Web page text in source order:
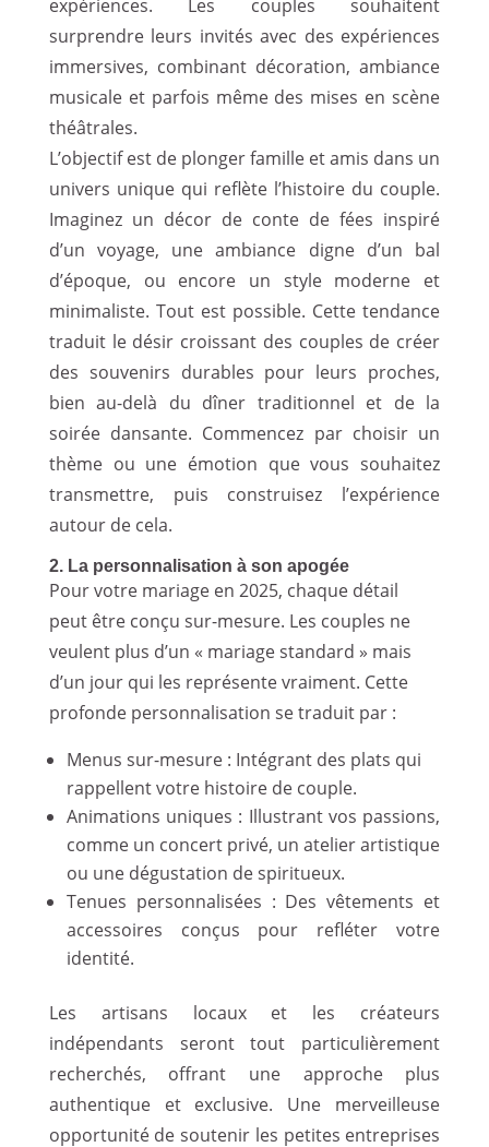
expériences. Les couples souhaitent
surprendre leurs invités avec des expériences
immersives, combinant décoration, ambiance
musicale et parfois même des mises en scène
théâtrales.
L’objectif est de plonger famille et amis dans un
univers unique qui reflète l’histoire du couple.
Imaginez un décor de conte de fées inspiré
d’un voyage, une ambiance digne d’un bal
d’époque, ou encore un style moderne et
minimaliste. Tout est possible. Cette tendance
traduit le désir croissant des couples de créer
des souvenirs durables pour leurs proches,
bien au-delà du dîner traditionnel et de la
soirée dansante. Commencez par choisir un
thème ou une émotion que vous souhaitez
transmettre, puis construisez l’expérience
autour de cela.
2. La personnalisation à son apogée
Pour votre mariage en 2025, chaque détail
peut être conçu sur-mesure. Les couples ne
veulent plus d’un « mariage standard » mais
d’un jour qui les représente vraiment. Cette
profonde personnalisation se traduit par :
Menus sur-mesure : Intégrant des plats qui
rappellent votre histoire de couple.
Animations uniques : Illustrant vos passions,
comme un concert privé, un atelier artistique
ou une dégustation de spiritueux.
Tenues personnalisées : Des vêtements et
accessoires conçus pour refléter votre
identité.
Les artisans locaux et les créateurs
indépendants seront tout particulièrement
recherchés, offrant une approche plus
authentique et exclusive. Une merveilleuse
opportunité de soutenir les petites entreprises